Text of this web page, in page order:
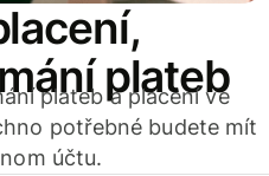
plateb
plateb a placení ve
potřebné budete mít
účtu.